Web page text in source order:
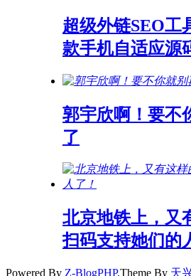
超级外链SEO工
款手机自适应源
郭宇欣啊！要不
了
北京地铁上，又
扫码支持她们的
Powered By Z-BlogPHP,Theme By 天